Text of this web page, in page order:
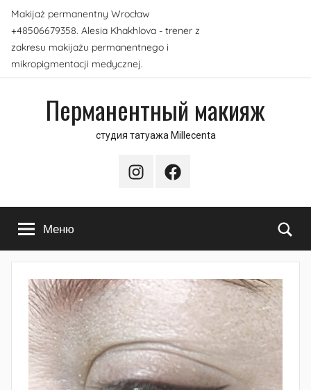
Перейти
содержимому
Makijaż permanentny Wrocław
+48506679358. Alesia Khakhlova - trener z
zakresu makijażu permanentnego i
mikropigmentacji medycznej.
Перманентный макияж
студия татуажа Millecenta
InstagramFacebook
Меню